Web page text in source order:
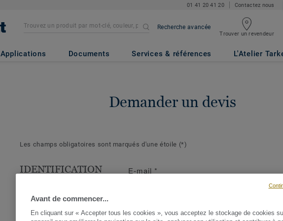
01 41 20 41 20 Contactez nous
Recherche avancée
Trouver un revendeur
Applications Documents Services & références L'Atelier
Demander un devis
Les champs obligatoires sont marqués d'une étoile (*)
IDENTIFICATION
Les questions suivantes
cerner votre demande et d'y
E-mail *
Avant de commencer...
En cliquant sur « Accepter tous les cookies », vous acceptez le stockage de cookies